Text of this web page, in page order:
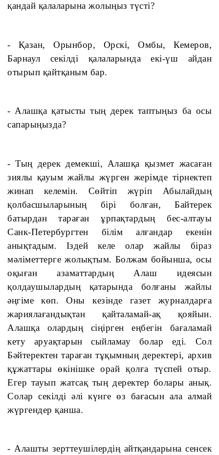
қандай қалаларына жолыңыз түсті?
- Қазан, Орынбор, Орскі, Омбы, Кемеров,
Барнаул секілді қалаларында екі-үш айдан
отырып қайтқаным бар.
- Алашқа қатысты тың дерек таптыңыз ба осы
сапарыңызда?
- Тың дерек демекші, Алашқа қызмет жасаған
зиялы қауым жайлы жүрген жерімде тірнектеп
жинап келемін. Сөйтіп жүріп Абылайдың
қолбасшыларының бірі болған, Байтерек
батырдан тараған ұрпақтардың бес-алтауы
Санк-Петербургтен білім алғандар екенін
анықтадым. Іздей келе олар жайлы біраз
мәліметтерге жолықтым. Болжам бойынша, осы
оқыған азаматтардың Алаш идеясын
қолдаушылардың қатарында болғаны жайлы
әңгіме көп. Оны кезінде газет журналдарға
жариялағандықтан қайталамай-ақ қояйын.
Алашқа олардың сіңірген еңбегін бағаламай
кету аруақтарын сыйламау болар еді. Сол
Бәйтеректен тараған тұқымның деректері, архив
құжаттары өкінішке орай қолға түспей отыр.
Егер тауып жатсақ тың деректер болары анық.
Солар секілді әлі күнге өз бағасын ала алмай
жүргендер қанша.
- Алашты зерттеушілердің айтқандарына сенсек